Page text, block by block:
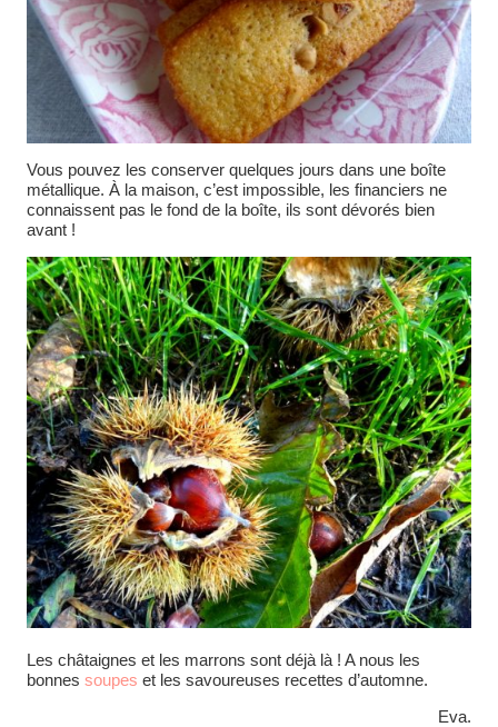
Vous pouvez les conserver quelques jours dans une boîte
métallique. À la maison, c’est impossible, les financiers ne
connaissent pas le fond de la boîte, ils sont dévorés bien
avant !
Les châtaignes et les marrons sont déjà là ! A nous les
bonnes soupes et les savoureuses recettes d’automne.
Eva.